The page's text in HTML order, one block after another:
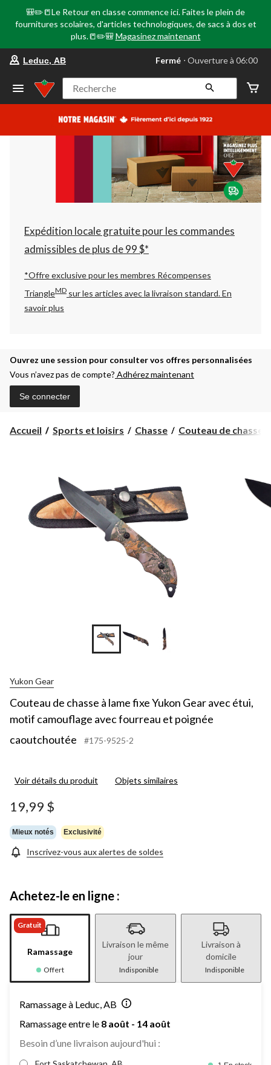
🎒✏️📒Le Retour en classe commence ici. Faites le plein de
fournitures scolaires, d'articles technologiques, de sacs à dos et
plus.📒✏️🎒 Magasinez maintenant
votre
préféré
Leduc,
AB,
courament
Ouverture
à
06:00
cliquer
pour
changer
Leduc, AB Fermé ⋅ Ouverture à 06:00
Recherche
Expédition locale gratuite pour les commandes
admissibles de plus de 99 $*
*Offre exclusive pour les membres Récompenses
TriangleMD sur les articles avec la livraison standard.En
savoir plus
Ouvrez une session pour consulter vos offres personnalisées
Vous n’avez pas de compte? Adhérez maintenant
Se connecter
Accueil Sports et loisirs Chasse Couteau de chasse
Yukon Gear
Couteau de chasse à lame fixe Yukon Gear avec étui,
motif camouflage avec fourreau et poignée
caoutchoutée
#175-9525-2
Voir détails du produit Objets similaires
19,99 $
Mieux notés Exclusivité
Inscrivez-vous aux alertes de soldes
Achetez-le en ligne :
Gratuit
Ramassage
Offert
Livraison le même
jour
Indisponible
Livraison à
domicile
Indisponible
Ramassage à Leduc, AB
Ramassage entre le 8 août - 14 août
Besoin d’une livraison aujourd'hui :